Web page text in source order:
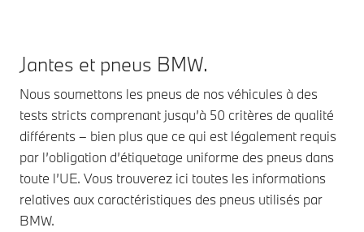
Jantes et pneus BMW.
Nous soumettons les pneus de nos véhicules à des
tests stricts comprenant jusqu’à 50 critères de qualité
différents – bien plus que ce qui est légalement requis
par l’obligation d’étiquetage uniforme des pneus dans
toute l’UE. Vous trouverez ici toutes les informations
relatives aux caractéristiques des pneus utilisés par
BMW.